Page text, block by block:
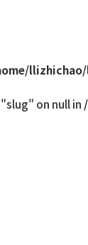
on null in